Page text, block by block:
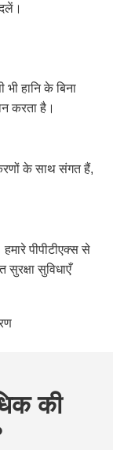
भी हानि के बिना
करता है।
के साथ संगत हैं,
पीपीटीएक्स से
सुविधाएँ
की